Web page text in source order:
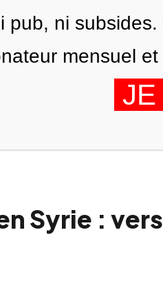
NOUS
Syrie :
pub, ni
mensuel
JE